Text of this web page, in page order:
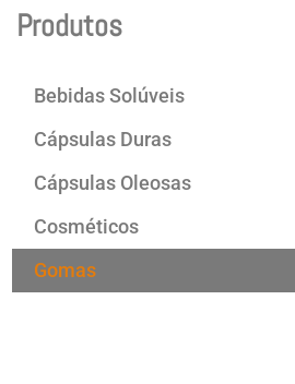
Produtos
Bebidas Solúveis
Cápsulas Duras
Cápsulas Oleosas
Cosméticos
Gomas